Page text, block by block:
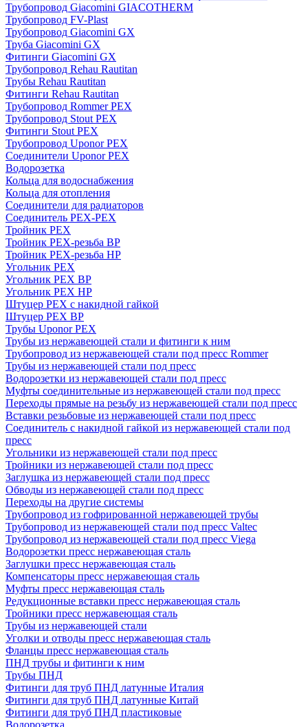
Трубопровод Giacomini GIACOTHERM
Трубопровод FV-Plast
Трубопровод Giacomini GX
Труба Giacomini GX
Фитинги Giacomini GX
Трубопровод Rehau Rautitan
Трубы Rehau Rautitan
Фитинги Rehau Rautitan
Трубопровод Rommer PEX
Трубопровод Stout PEX
Фитинги Stout PEX
Трубопровод Uponor PEX
Соединители Uponor PEX
Водорозетка
Кольца для водоснабжения
Кольца для отопления
Соединители для радиаторов
Соединитель PEX-PEX
Тройник PEX
Тройник PEX-резьба ВР
Тройник PEX-резьба НР
Угольник PEX
Угольник PEX ВР
Угольник PEX НР
Штуцер PEX c накидной гайкой
Штуцер PEX ВР
Трубы Uponor PEX
Трубы из нержавеющей стали и фитинги к ним
Трубопровод из нержавеющей стали под пресс Rommer
Трубы из нержавеющей стали под пресс
Водорозетки из нержавеющей стали под пресс
Муфты соединительные из нержавеющей стали под пресс
Переходы прямые на резьбу из нержавеющей стали под пресс
Вставки резьбовые из нержавеющей стали под пресс
Соединитель с накидной гайкой из нержавеющей стали под
пресс
Угольники из нержавеющей стали под пресс
Тройники из нержавеющей стали под пресс
Заглушка из нержавеющей стали под пресс
Обводы из нержавеющей стали под пресс
Переходы на другие системы
Трубопровод из гофрированной нержавеющей трубы
Трубопровод из нержавеющей стали под пресс Valtec
Трубопровод из нержавеющей стали под пресс Viega
Водорозетки пресс нержавеющая сталь
Заглушки пресс нержавеющая сталь
Компенсаторы пресс нержавеющая сталь
Муфты пресс нержавеющая сталь
Редукционные вставки пресс нержавеющая сталь
Тройники пресс нержавеющая сталь
Трубы из нержавеющей стали
Уголки и отводы пресс нержавеющая сталь
Фланцы пресс нержавеющая сталь
ПНД трубы и фитинги к ним
Трубы ПНД
Фитинги для труб ПНД латунные Италия
Фитинги для труб ПНД латунные Китай
Фитинги для труб ПНД пластиковые
Водорозетка